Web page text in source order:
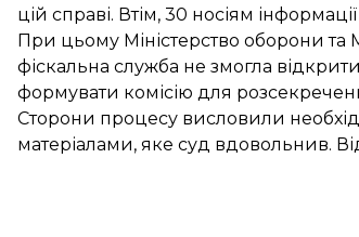
цій справі. Втім, 30 носіям
При цьому Міністерство оборони та
фіскальна служба не змогла
формувати комісію для
Сторони процесу висловили
матеріалами, яке суд вдовольнив.